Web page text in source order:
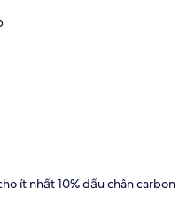
ít nhất 10% dấu chân carbon